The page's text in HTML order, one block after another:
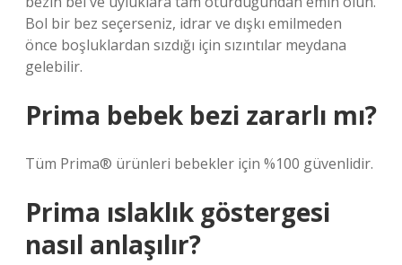
Bol bir bez seçerseniz, idrar ve dışkı emilmeden
önce boşluklardan sızdığı için sızıntılar meydana
gelebilir.
Prima bebek bezi zararlı mı?
Tüm Prima® ürünleri bebekler için %100 güvenlidir.
Prima ıslaklık göstergesi
nasıl anlaşılır?